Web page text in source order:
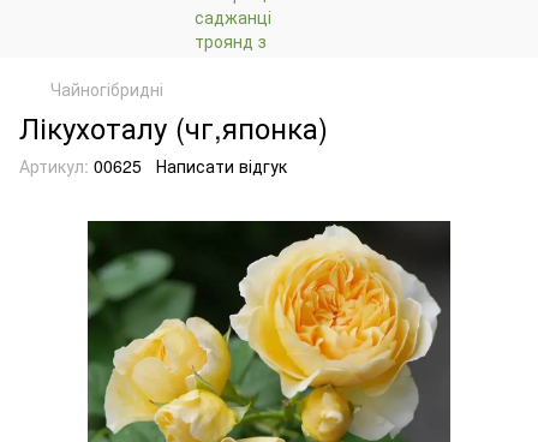
Чайногібридні
Лікухоталу (чг,японка)
Артикул: 00625 Написати відгук